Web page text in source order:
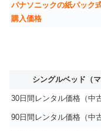
パナソニックの紙パック
購入価格
シングルベッド（
30日間レンタル価格（中
90日間レンタル価格（中